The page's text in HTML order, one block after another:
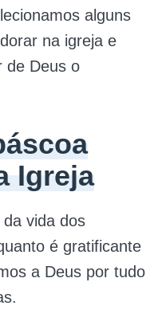
alguns
na igreja e
de Deus o
Igreja
vida dos
é gratificante
a Deus por tudo